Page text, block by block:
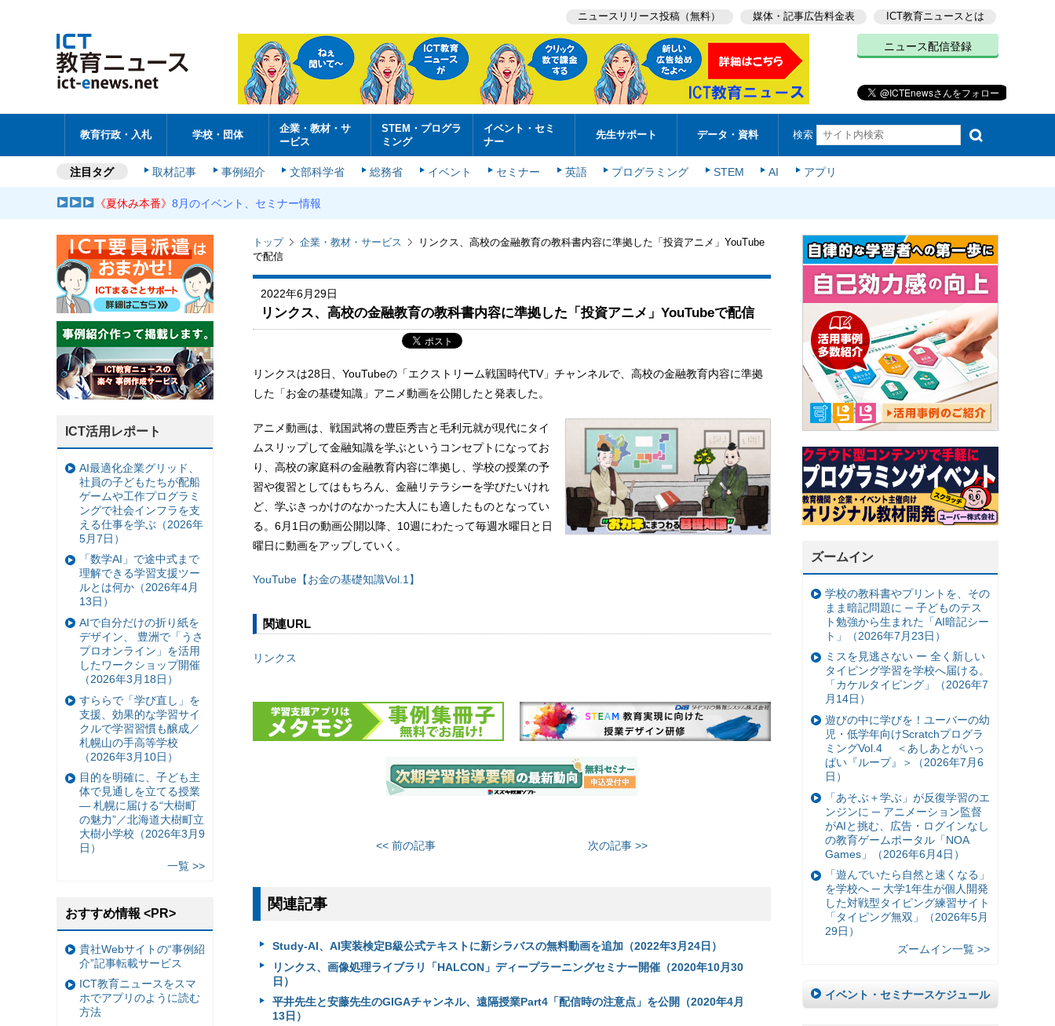
ニュースリリース投稿（無料） 媒体・記事広告料金表 ICT教育ニュースとは
ニュース配信登録
教育行政・入札 学校・団体
企業・教材・サ
ービス
STEM・プログラ
ミング
イベント・セミ
ナー
先生サポート データ・資料 検索
注目タグ 取材記事 事例紹介 文部科学省 総務省 イベント セミナー 英語 プログラミング STEM AI アプリ
《夏休み本番》8月のイベント、セミナー情報
トップ 企業・教材・サービス
リンクス、高校の金融教育の教科書内容に準拠した「投資アニメ」YouTube
で配信
2022年6月29日
リンクス、高校の金融教育の教科書内容に準拠した「投資アニメ」YouTubeで配信
リンクスは28日、YouTubeの「エクストリーム戦国時代TV」チャンネルで、高校の金融教育内容に準拠
した「お金の基礎知識」アニメ動画を公開したと発表した。
アニメ動画は、戦国武将の豊臣秀吉と毛利元就が現代にタイ
ムスリップして金融知識を学ぶというコンセプトになってお
り、高校の家庭科の金融教育内容に準拠し、学校の授業の予
習や復習としてはもちろん、金融リテラシーを学びたいけれ
ど、学ぶきっかけのなかった大人にも適したものとなってい
る。6月1日の動画公開以降、10週にわたって毎週水曜日と日
曜日に動画をアップしていく。
YouTube【お金の基礎知識Vol.1】
関連URL
リンクス
<< 前の記事 次の記事 >>
関連記事
Study-AI、AI実装検定B級公式テキストに新シラバスの無料動画を追加（2022年3月24日）
リンクス、画像処理ライブラリ「HALCON」ディープラーニングセミナー開催（2020年10月30
日）
平井先生と安藤先生のGIGAチャンネル、遠隔授業Part4「配信時の注意点」を公開（2020年4月
13日）
ズームイン
学校の教科書やプリントを、その
まま暗記問題に ─ 子どものテス
ト勉強から生まれた「AI暗記シー
ト」（2026年7月23日）
ミスを見逃さない ー 全く新しい
タイピング学習を学校へ届ける。
「カケルタイピング」（2026年7
月14日）
遊びの中に学びを！ユーバーの幼
児・低学年向けScratchプログラ
ミングVol.4 ＜あしあとがいっ
ぱい『ループ』＞（2026年7月6
日）
「あそぶ＋学ぶ」が反復学習のエ
ンジンに ─ アニメーション監督
がAIと挑む、広告・ログインなし
の教育ゲームポータル「NOA
Games」（2026年6月4日）
「遊んでいたら自然と速くなる」
を学校へ ─ 大学1年生が個人開発
した対戦型タイピング練習サイト
「タイピング無双」（2026年5月
29日）
ズームイン一覧 >>
イベント・セミナースケジュール
ICT活用レポート
AI最適化企業グリッド、
社員の子どもたちが配船
ゲームや工作プログラミ
ングで社会インフラを支
える仕事を学ぶ（2026年
5月7日）
「数学AI」で途中式まで
理解できる学習支援ツー
ルとは何か（2026年4月
13日）
AIで自分だけの折り紙を
デザイン、 豊洲で「うさ
プロオンライン」を活用
したワークショップ開催
（2026年3月18日）
すららで「学び直し」を
支援、効果的な学習サイ
クルで学習習慣も醸成／
札幌山の手高等学校
（2026年3月10日）
目的を明確に、子ども主
体で見通しを立てる授業
— 札幌に届ける“大樹町
の魅力”／北海道大樹町立
大樹小学校（2026年3月9
日）
一覧 >>
おすすめ情報 <PR>
貴社Webサイトの“事例紹
介”記事転載サービス
ICT教育ニュースをスマ
ホでアプリのように読む
方法